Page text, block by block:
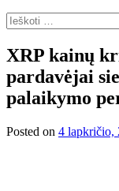
Ieškoti:
XRP kainų
pardavėjai
palaikymo
Posted on 4 lapkričio,